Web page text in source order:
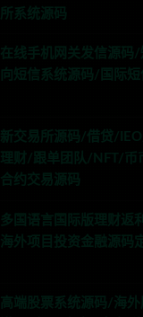
所系统源码
在线手机网关发信源码
向短信系统源码/国际
新交易所源码/借贷/
理财/跟单团队/NFT/币
合约交易源码
多国语言国际版理财返
海外项目投资金融源码
高端股票系统源码/海